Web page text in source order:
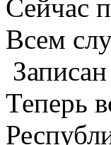
Сейчас
Всем
Записан
Теперь